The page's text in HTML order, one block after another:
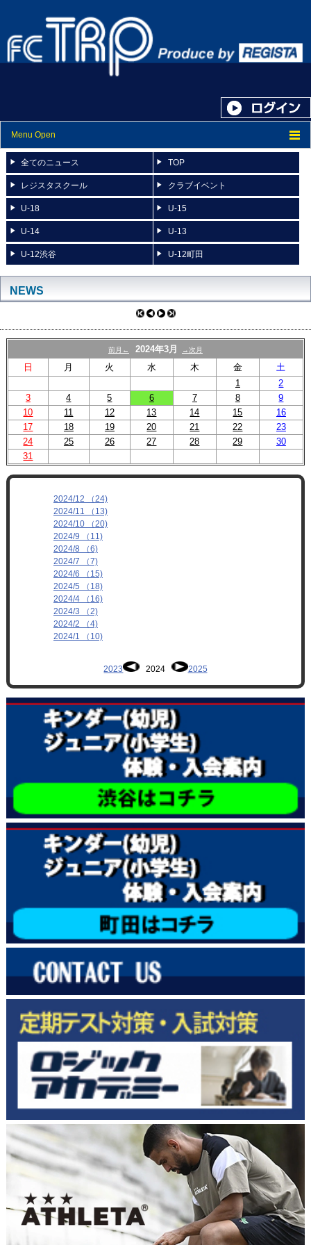
Menu Open
トップ
ニュース
スケジュール
スタッフ紹介
プロフィール
リンク
全てのニュース TOP
レジスタスクール クラブイベント
U-18 U-15
U-14 U-13
U-12渋谷 U-12町田
NEWS
前月← 2024年3月 →次月
日 月 火 水 木 金
土
1
2
3
4 5 6 7 8
9
10
11 12 13 14 15
16
17
18 19 20 21 22
23
24
25 26 27 28 29
30
31
2024/12 （24)
2024/11 （13)
2024/10 （20)
2024/9 （11)
2024/8 （6)
2024/7 （7)
2024/6 （15)
2024/5 （18)
2024/4 （16)
2024/3 （2)
2024/2 （4)
2024/1 （10)
2023 2024 2025